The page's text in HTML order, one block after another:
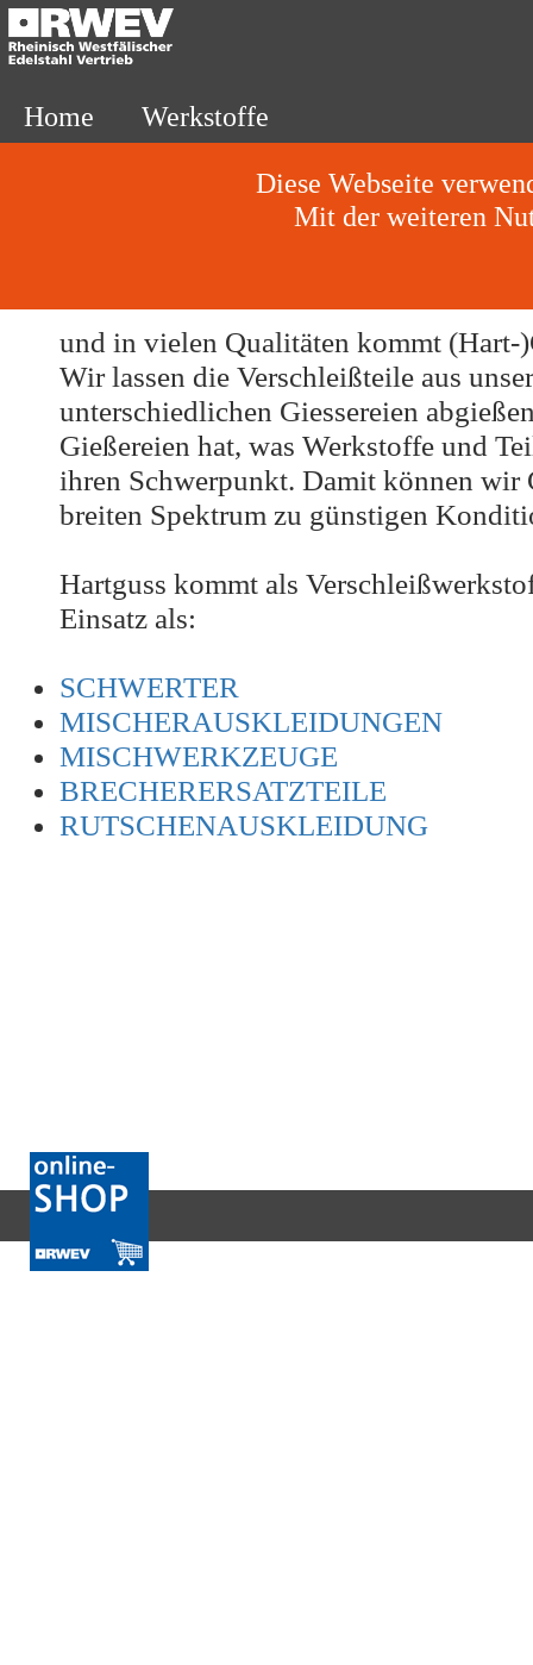
Home Werkstoffe
Diese Webseite
Mit der weiteren
und in vielen Qualitäten kommt (Hart-
Wir lassen die Verschleißteile aus
unterschiedlichen Giessereien
Gießereien hat, was Werkstoffe und
ihren Schwerpunkt. Damit können wir
breiten Spektrum zu günstigen
Hartguss kommt als
Einsatz als:
SCHWERTER
MISCHERAUSKLEIDUNGEN
MISCHWERKZEUGE
BRECHERERSATZTEILE
RUTSCHENAUSKLEIDUNG